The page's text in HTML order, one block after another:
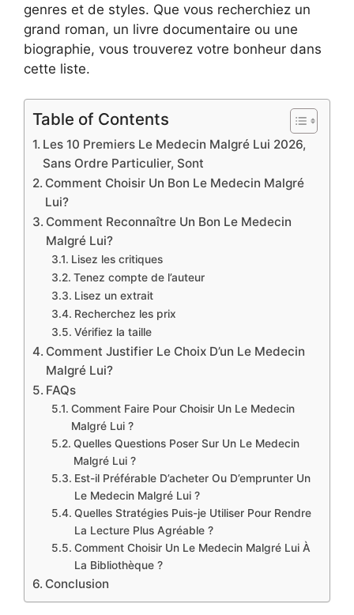
genres et de styles. Que vous recherchiez un
grand roman, un livre documentaire ou une
biographie, vous trouverez votre bonheur dans
cette liste.
Table of Contents
Les 10 Premiers Le Medecin Malgré Lui 2026,
Sans Ordre Particulier, Sont
Comment Choisir Un Bon Le Medecin Malgré
Lui?
Comment Reconnaître Un Bon Le Medecin
Malgré Lui?
Lisez les critiques
Tenez compte de l’auteur
Lisez un extrait
Recherchez les prix
Vérifiez la taille
Comment Justifier Le Choix D’un Le Medecin
Malgré Lui?
FAQs
Comment Faire Pour Choisir Un Le Medecin
Malgré Lui ?
Quelles Questions Poser Sur Un Le Medecin
Malgré Lui ?
Est-il Préférable D’acheter Ou D’emprunter Un
Le Medecin Malgré Lui ?
Quelles Stratégies Puis-je Utiliser Pour Rendre
La Lecture Plus Agréable ?
Comment Choisir Un Le Medecin Malgré Lui À
La Bibliothèque ?
Conclusion